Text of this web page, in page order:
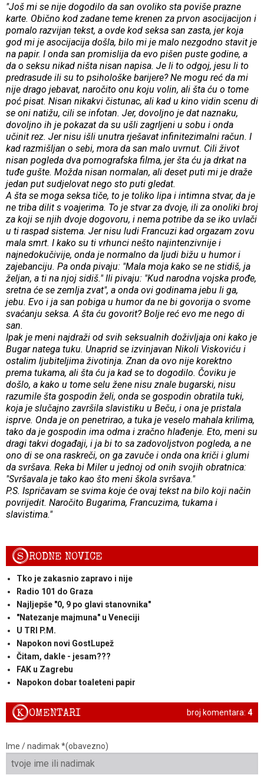
"Još mi se nije dogodilo da san ovoliko sta poviše prazne
karte. Obično kod zadane teme krenen za prvon asocijacijon i
pomalo razvijan tekst, a ovde kod seksa san zasta, jer koja
god mi je asocijacija došla, bilo mi je malo nezgodno stavit je
na papir. I onda san promislija da evo pišen puste godine, a
da o seksu nikad ništa nisan napisa. Je li to odgoj, jesu li to
predrasude ili su to psihološke barijere? Ne mogu reć da mi
nije drago jebavat, naročito onu koju volin, ali šta ću o tome
poć pisat. Nisan nikakvi čistunac, ali kad u kino vidin scenu di
se oni natižu, cili se infotan. Jer, dovoljno je dat naznaku,
dovoljno ih je pokazat da su ušli zagrljeni u sobu i onda
učinit rez. Jer nisu išli unutra rješavat infinitezimalni račun. I
kad razmišljan o sebi, mora da san malo uvrnut. Cili život
nisan pogleda dva pornografska filma, jer šta ću ja drkat na
tuđe gušte. Možda nisan normalan, ali deset puti mi je draže
jedan put sudjelovat nego sto puti gledat.
A šta se moga seksa tiče, to je toliko lipa i intimna stvar, da je
ne triba dilit s voajerima. To je stvar za dvoje, ili za onoliki broj
za koji se njih dvoje dogovoru, i nema potribe da se iko uvlači
u ti raspad sistema. Jer nisu ludi Francuzi kad orgazam zovu
mala smrt. I kako su ti vrhunci nešto najintenzivnije i
najnedokučivije, onda je normalno da ljudi bižu u humor i
zajebanciju. Pa onda pivaju: "Mala moja kako se ne stidiš, ja
željan, a ti na njoj sidiš." Ili pivaju: "Kud narodna vojska prođe,
sretna će se zemlja zvat", a onda ovi godinama jebu li ga,
jebu. Evo i ja san pobiga u humor da ne bi govorija o svome
svaćanju seksa. A šta ću govorit? Bolje reć evo me nego di
san.
Ipak je meni najdraži od svih seksualnih doživljaja oni kako je
Bugar natega tuku. Unaprid se izvinjavan Nikoli Viskoviću i
ostalim ljubiteljima životinja. Znan da ovo nije korektno
prema tukama, ali šta ću ja kad se to dogodilo. Čoviku je
došlo, a kako u tome selu žene nisu znale bugarski, nisu
razumile šta gospodin želi, onda se gospodin obratila tuki,
koja je slučajno završila slavistiku u Beču, i ona je pristala
isprve. Onda je on penetrirao, a tuka je veselo mahala krilima,
tako da je gospodin ima odma i zračno hlađenje. Eto, meni su
dragi takvi događaji, i ja bi to sa zadovoljstvon pogleda, a ne
ono di se ona raskreči, on ga zavuče i onda ona kriči i glumi
da svršava. Reka bi Miler u jednoj od onih svojih obratnica:
"Svršavala je tako kao što meni škola svršava."
P.S. Ispričavam se svima koje će ovaj tekst na bilo koji način
povrijedit. Naročito Bugarima, Francuzima, tukama i
slavistima."
SRODNE NOVICE
Tko je zakasnio zapravo i nije
Radio 101 do Graza
Najljepše "0, 9 po glavi stanovnika"
"Natezanje majmuna" u Veneciji
U TRI P.M.
Napokon novi GostLupež
Čitam, dakle - jesam???
FAK u Zagrebu
Napokon dobar toaleteni papir
broj komentara: 4
KOMENTARI
Ime / nadimak *(obavezno)